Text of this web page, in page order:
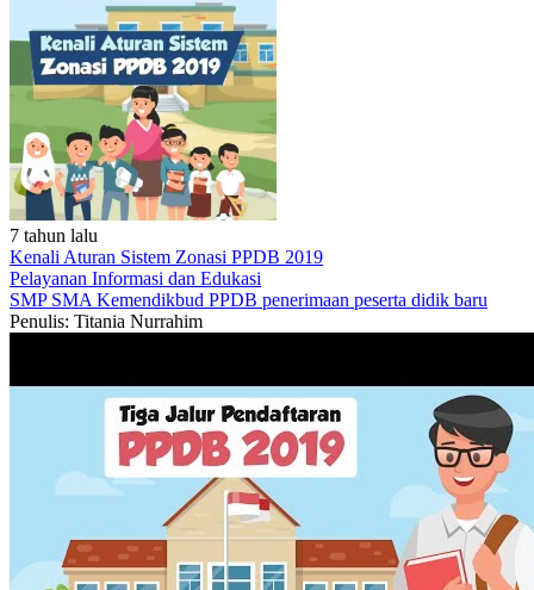
7 tahun lalu
Kenali Aturan Sistem Zonasi PPDB 2019
Pelayanan Informasi dan Edukasi
SMP SMA Kemendikbud PPDB penerimaan peserta didik baru
Penulis: Titania Nurrahim